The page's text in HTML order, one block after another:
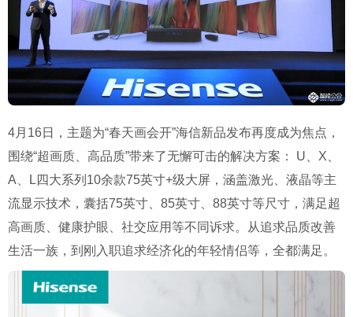
4月16日，主题为“春天画会开”海信新品发布再度成为焦点，
围绕“超画质、高品质”带来了无懈可击的解决方案： U、X、
A、L四大系列10余款75英寸+级大屏，涵盖激光、液晶等主
流显示技术，囊括75英寸、85英寸、88英寸等尺寸，满足超
高画质、健康护眼、社交应用等不同诉求。从追求品质改善
生活一族，到刚入职追求经济化的年轻情侣等，全都满足。